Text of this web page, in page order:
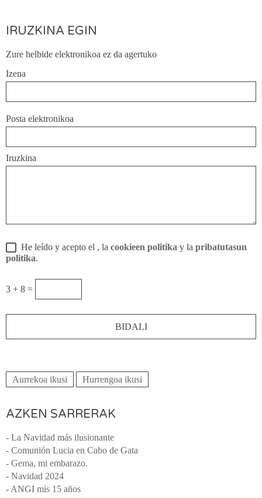
IRUZKINA EGIN
Zure helbide elektronikoa ez da agertuko
Izena
Posta elektronikoa
Iruzkina
He leído y acepto el , la cookieen politika y la pribatutasun
politika.
3 + 8 =
Aurrekoa ikusi Hurrengoa ikusi
AZKEN SARRERAK
- La Navidad más ilusionante
- Comunión Lucia en Cabo de Gata
- Gema, mi embarazo.
- Navidad 2024
- ANGI mis 15 años